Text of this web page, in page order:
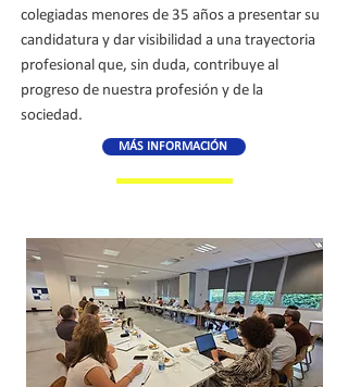
colegiadas menores de 35 años a presentar su
candidatura y dar visibilidad a una trayectoria
profesional que, sin duda, contribuye al
progreso de nuestra profesión y de la
sociedad.
MÁS INFORMACIÓN